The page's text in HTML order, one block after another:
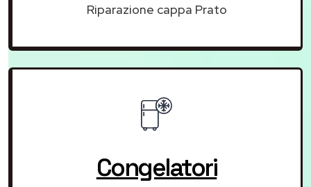
Riparazione cappa Prato
Congelatori